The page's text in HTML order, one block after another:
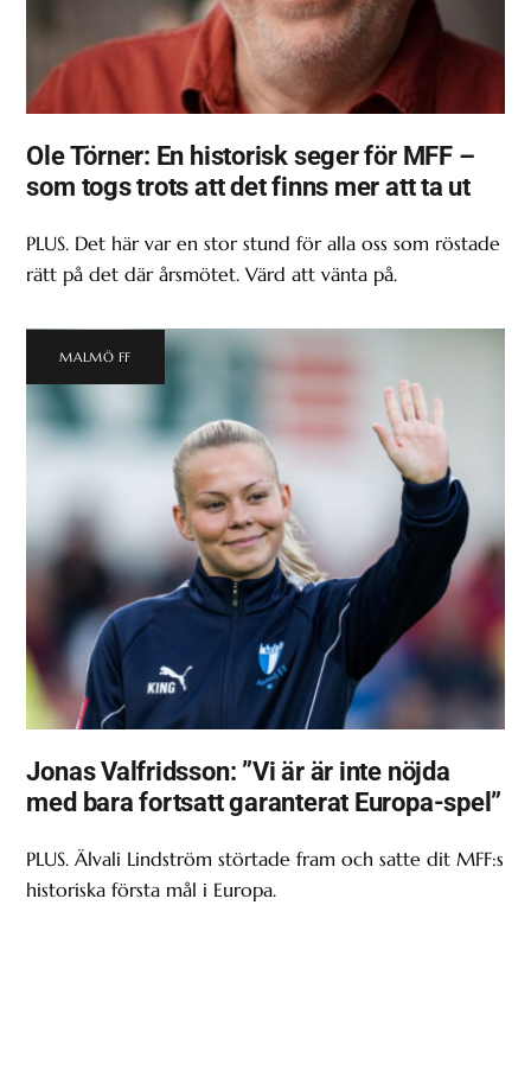
Ole Törner: En historisk seger för MFF –
som togs trots att det finns mer att ta ut
PLUS. Det här var en stor stund för alla oss som röstade
rätt på det där årsmötet. Värd att vänta på.
MALMÖ FF
Jonas Valfridsson: ”Vi är är inte nöjda
med bara fortsatt garanterat Europa-spel”
PLUS. Älvali Lindström störtade fram och satte dit MFF:s
historiska första mål i Europa.